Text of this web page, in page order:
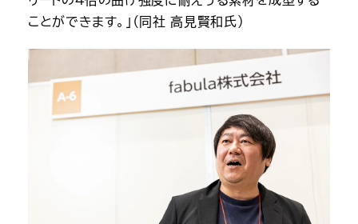
ことができます。」（同社 高見賢和氏）